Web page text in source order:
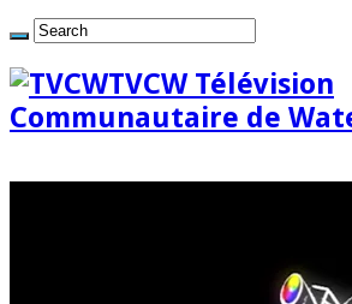
TVCW Télévision
Communautaire de